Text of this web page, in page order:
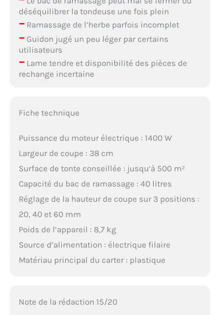
déséquilibrer la tondeuse une fois plein
–Ramassage de l’herbe parfois incomplet
–Guidon jugé un peu léger par certains
utilisateurs
–Lame tendre et disponibilité des pièces de
rechange incertaine
Fiche technique
Puissance du moteur électrique : 1400 W
Largeur de coupe : 38 cm
Surface de tonte conseillée : jusqu’à 500 m²
Capacité du bac de ramassage : 40 litres
Réglage de la hauteur de coupe sur 3 positions :
20, 40 et 60 mm
Poids de l’appareil : 8,7 kg
Source d’alimentation : électrique filaire
Matériau principal du carter : plastique
Note de la rédaction 15/20